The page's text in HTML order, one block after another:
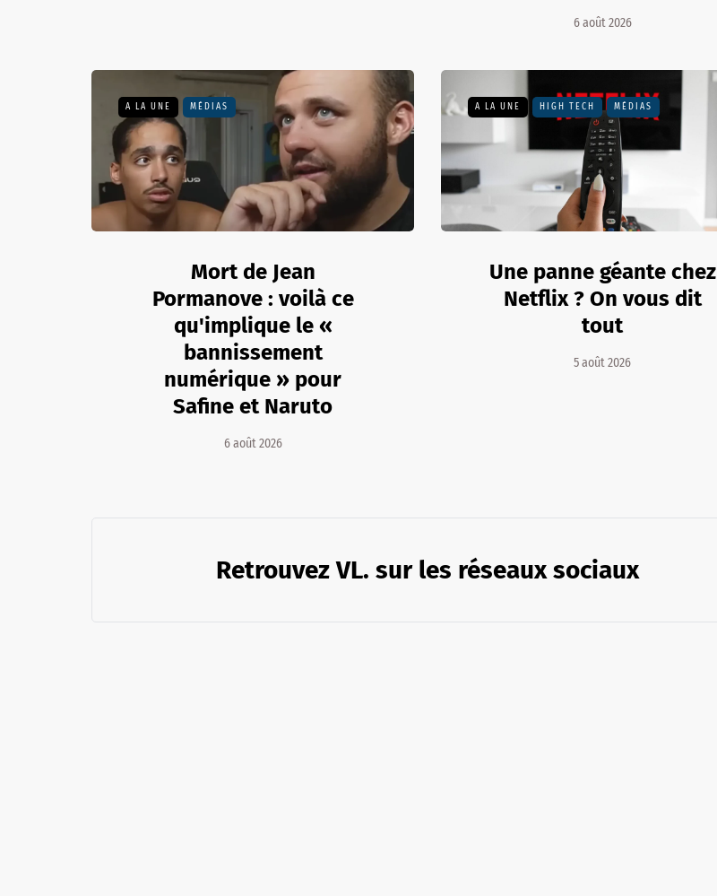
6 août 2026
A LA UNE MÉDIAS
Mort de Jean
Pormanove : voilà ce
qu'implique le «
bannissement
numérique » pour
Safine et Naruto
6 août 2026
A LA UNE HIGH TECH MÉDIAS
Une panne géante chez
Netflix ? On vous dit
tout
5 août 2026
Retrouvez VL. sur les réseaux sociaux